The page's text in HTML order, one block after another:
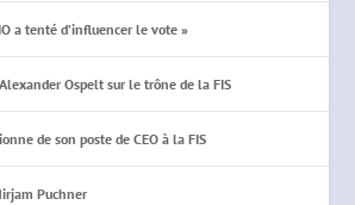
a tenté d’influencer le vote »
Ospelt sur le trône de la FIS
de son poste de CEO à la FIS
Puchner